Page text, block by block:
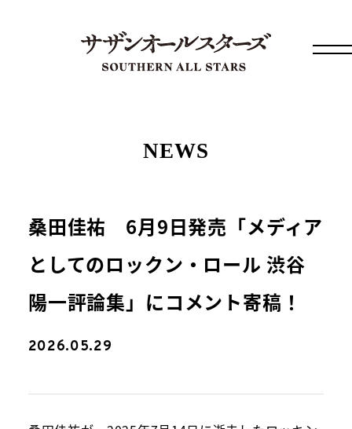
NEWS
桑田佳祐 6月9日発売「メディア
としてのロックン・ロール 渋谷
陽一評論集」にコメント寄稿！
2026.05.29